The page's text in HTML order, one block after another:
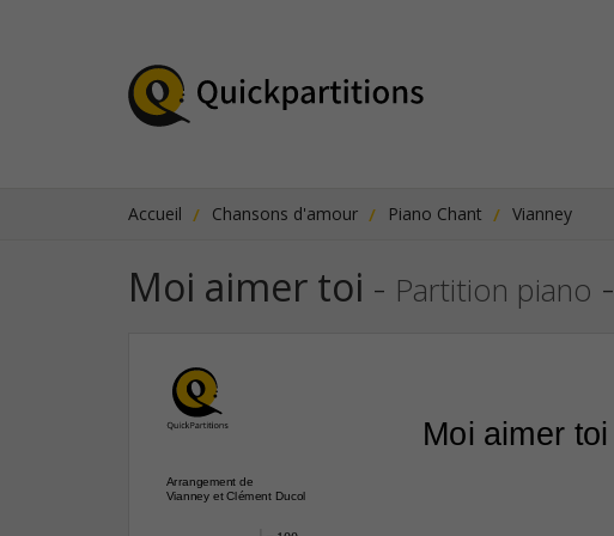
Accueil Chansons d'amour Piano Chant Vianney
Moi aimer toi - Partition piano -
Arrangement de
Vianney et Clément Ducol
Moi aimer toi